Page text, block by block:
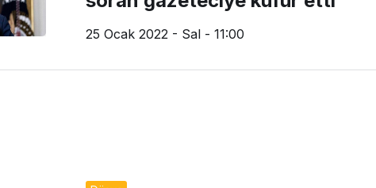
25 Ocak 2022 - Sal - 11:00